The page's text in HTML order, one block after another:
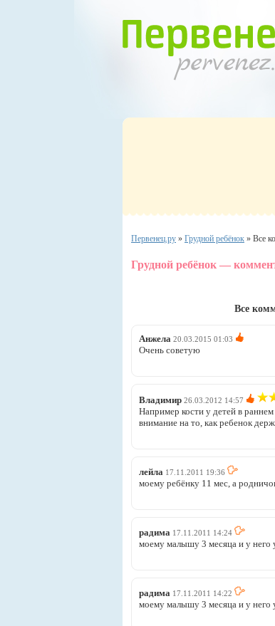
Первенец.ру » Грудной ребёнок » Все
Грудной ребёнок —
Все
Анжела 20.03.2015 01:03
Очень советую
Владимир 26.03.2012 14:57
Например кости у детей в
внимание на то, как ребенок
лейла 17.11.2011 19:36
моему ребёнку 11 мес, а
радима 17.11.2011 14:24
моему малышу 3 месяца и у него
радима 17.11.2011 14:22
моему малышу 3 месяца и у него